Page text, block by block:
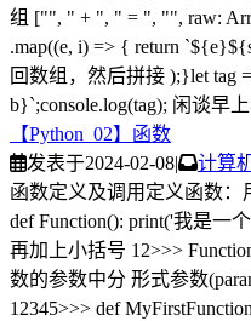
组 ["", " + ", " = ", "", raw:
.map((e, i) => { return
回数组，然后拼接 );}let tag
b}`;console.log(tag); 闲谈早
【Python_02】函数
发表于2024-02-08|
计算
函数定义及调用定义函数：
def Function(): print('我是一
再加上小括号 12>>>
数的参数中分 形式参数
12345>>> def